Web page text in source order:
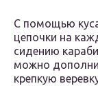
С помощью
цепочки на
сидению
можно
крепкую